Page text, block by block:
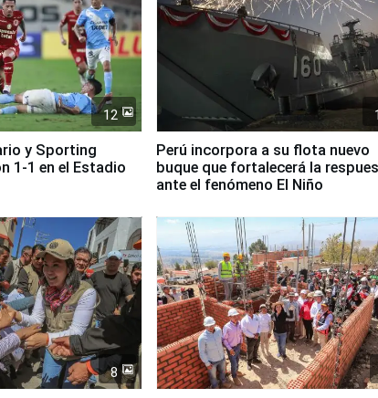
12
y Sporting
1-1 en el Estadio
Perú incorpora a su flota nuevo
buque que fortalecerá la
ante el fenómeno El Niño
8